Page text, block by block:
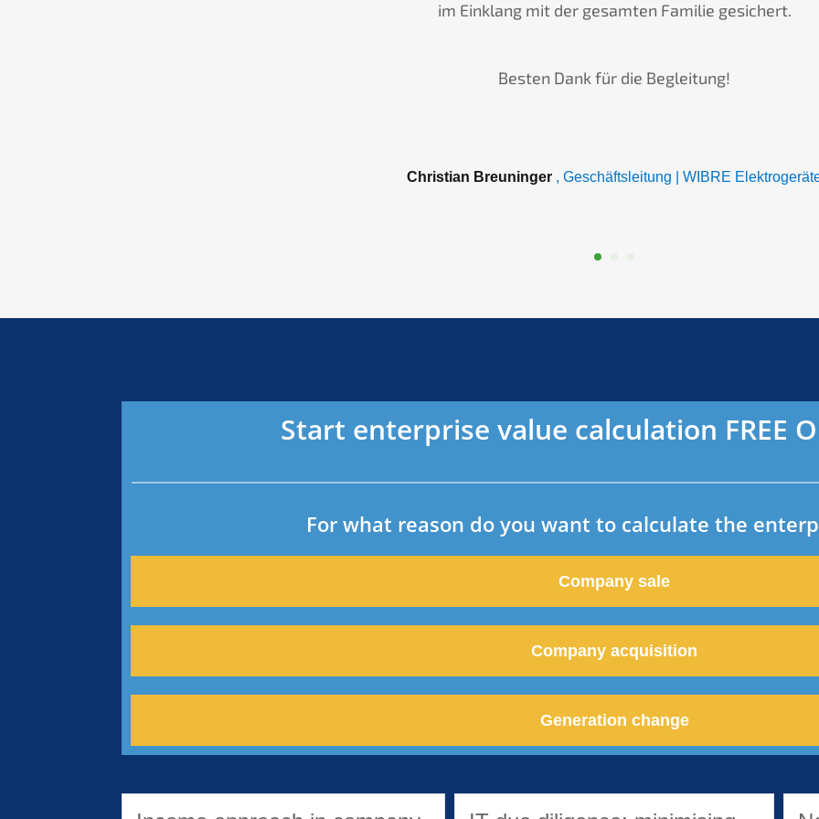
im Einklang mit der gesamten Familie gesichert.
Besten Dank für die Begleitung!
Christian Breuninger , Geschäftsleitung | WIBRE
Start enterprise value calculation FREE
For what reason do you want to calculate the
Company sale
Company acquisition
Generation change